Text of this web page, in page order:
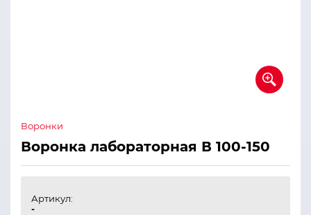
Воронки
Воронка лабораторная В 100-150
Артикул:
-